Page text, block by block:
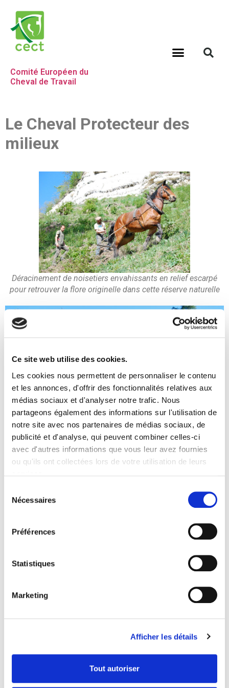
Ce site web utilise des cookies.
Les cookies nous permettent de personnaliser le contenu
et les annonces, d'offrir des fonctionnalités relatives aux
médias sociaux et d'analyser notre trafic. Nous
partageons également des informations sur l'utilisation de
notre site avec nos partenaires de médias sociaux, de
publicité et d'analyse, qui peuvent combiner celles-ci
avec d'autres informations que vous leur avez fournies
ou qu'ils ont collectées lors de votre utilisation de leurs
Nécessaires
Préférences
Statistiques
Marketing
Afficher les détails
Tout autoriser
Comité Européen du
Cheval de Travail
Le Cheval Protecteur des
milieux
Déracinement de noisetiers envahissants en relief escarpé
pour retrouver la flore originelle dans cette réserve naturelle
Restauration de paysage naturel: fauche en prairie humide et